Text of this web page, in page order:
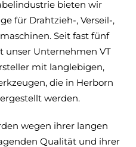
bieten wir
für Drahtzieh-, Verseil-,
Seit fast fünf
Unternehmen VT
mit langlebigen,
die in Herborn
werden.
wegen ihrer langen
Qualität und ihrer